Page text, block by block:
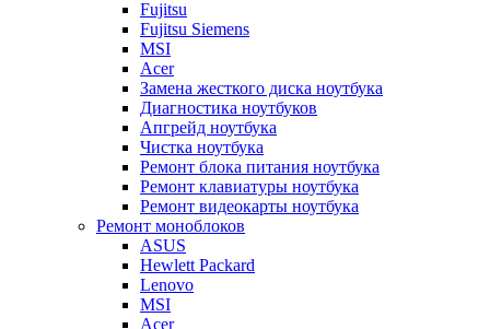
Fujitsu
Fujitsu Siemens
MSI
Acer
Замена жесткого диска ноутбука
Диагностика ноутбуков
Апгрейд ноутбука
Чистка ноутбука
Ремонт блока питания ноутбука
Ремонт клавиатуры ноутбука
Ремонт видеокарты ноутбука
Ремонт моноблоков
ASUS
Hewlett Packard
Lenovo
MSI
Acer